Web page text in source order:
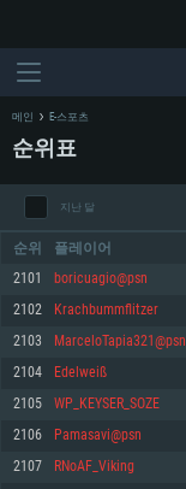
최소사양
최소사양
최소사양
메인 E-스포츠
순위표
지난 달
순위 플레이어
2101 boricuagio@psn
2102 Krachbummflitzer
2103 MarceloTapia321@psn
2104 Edelweiß
2105 WP_KEYSER_SOZE
2106 Pamasavi@psn
2107 RNoAF_Viking